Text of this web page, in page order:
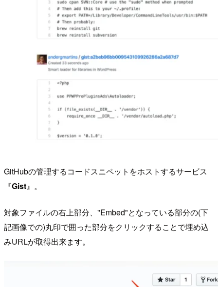
GitHubの管理するコードスニペットをホストするサービス
『Gist』。
対象ファイルの右上部分、"Embed"となっている部分の(下
記画像での)丸印で囲った部分をクリックすることで埋め込
みURLが取得出来ます。